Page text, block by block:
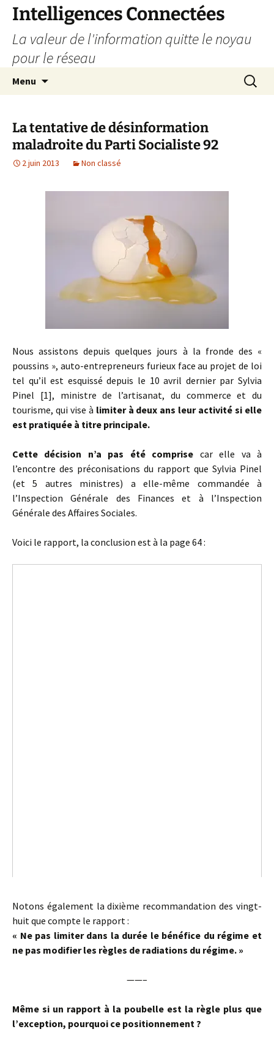
Aller
contenu
Intelligences Connectées
La valeur de l'information quitte le noyau
pour le réseau
Menu
La tentative de désinformation
maladroite du Parti Socialiste 92
2 juin 2013 Non classé
Nous assistons depuis quelques jours à la fronde des «
poussins », auto-entrepreneurs furieux face au projet de loi
tel qu’il est esquissé depuis le 10 avril dernier par Sylvia
Pinel [1], ministre de l’artisanat, du commerce et du
tourisme, qui vise à limiter à deux ans leur activité si elle
est pratiquée à titre principale.
Cette décision n’a pas été comprise car elle va à
l’encontre des préconisations du rapport que Sylvia Pinel
(et 5 autres ministres) a elle-même commandée à
l’Inspection Générale des Finances et à l’Inspection
Générale des Affaires Sociales.
Voici le rapport, la conclusion est à la page 64 :
Notons également la dixième recommandation des vingt-
huit que compte le rapport :
« Ne pas limiter dans la durée le bénéfice du régime et
ne pas modifier les règles de radiations du régime. »
——–
Même si un rapport à la poubelle est la règle plus que
l’exception, pourquoi ce positionnement ?